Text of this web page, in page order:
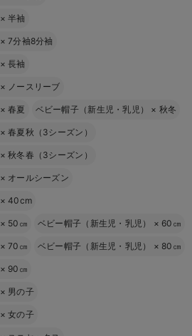
×半袖
×7分袖8分袖
×長袖
× ノースリーブ
×春夏 ベビー帽子（新生児・乳児） × 秋冬
×春夏秋（3シーズン）
×秋冬春（3シーズン）
× オールシーズン
×40cm
× 50㎝ ベビー帽子（新生児・乳児） × 60㎝
×70㎝ ベビー帽子（新生児・乳児） × 80㎝
× 90㎝
× 男の子
×女の子